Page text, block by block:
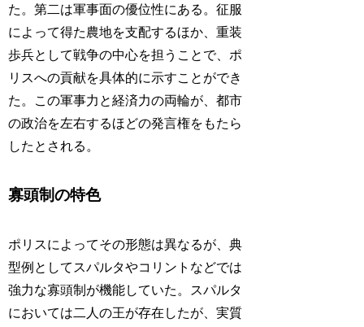
た。第二は軍事面の優位性にある。征服
によって得た農地を支配するほか、重装
歩兵として戦争の中心を担うことで、ポ
リスへの貢献を具体的に示すことができ
た。この軍事力と経済力の両輪が、都市
の政治を左右するほどの発言権をもたら
したとされる。
寡頭制の特色
ポリスによってその形態は異なるが、典
型例としてスパルタやコリントなどでは
強力な寡頭制が機能していた。スパルタ
においては二人の王が存在したが、実質